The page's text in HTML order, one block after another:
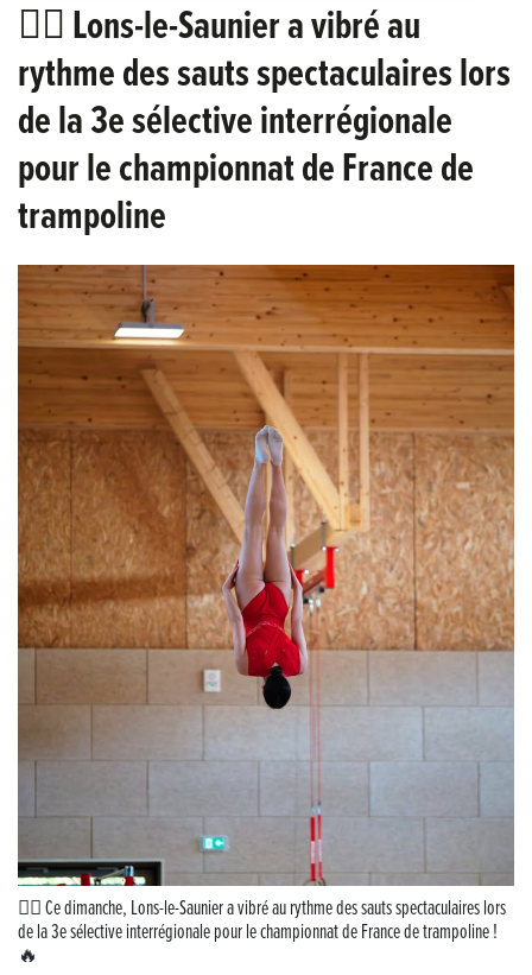
Meilleurs voeux 2026
« France, une histoire d’amour », l’avant-première au Cinéma 4C !
Journée nationale de la Résistance
Cyclosportive de La Vache qui rit : édition 2025
Musique dans la rue !
Retour sur la 5e édition du Tournoi Foot Civisme
Carton plein pour la Jog’in Music
Victoire pour Lons-le-Saunier !
Lutter contre la prolifération du moustique tigre sur le territoire d’ECLA
Une belle journée de découverte pour les élèves de Poligny !
Nouvelle signalétique rue Pasteur pour la Médiathèque Cinéma 4C
🧗‍♂️ Open d’escalade
BOCA no BECO pour le lancement du Couleurs Jazz Festival !
🤸‍♀️ Lons-le-Saunier a vibré au
rythme des sauts spectaculaires lors
de la 3e sélective interrégionale
pour le championnat de France de
trampoline
🤸‍♀️ Ce dimanche, Lons-le-Saunier a vibré au rythme des sauts spectaculaires lors
de la 3e sélective interrégionale pour le championnat de France de trampoline !
🔥